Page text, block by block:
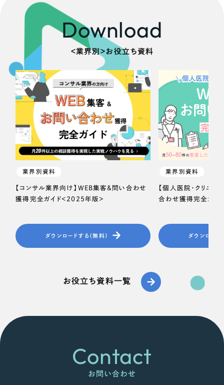
Download
＜業界別＞お役立ち資料
業界別資料
【コンサル業界向け】WEB集客＆問い合わせ
獲得完全ガイド＜2025年版＞
ダウンロードする（無料）
業界別資料
【個人医院・クリニッ
合わせ獲得完全ガイ
ダウンロード
お役立ち資料一覧
Contact
お問い合わせ